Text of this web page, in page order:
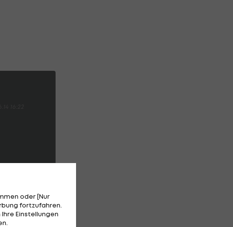
oder [Nur
fortzufahren.
Einstellungen